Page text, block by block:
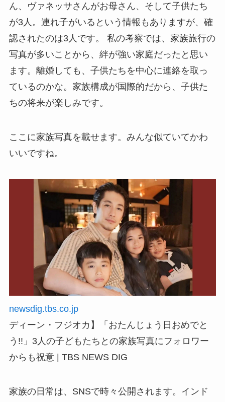
ん、ヴァネッサさんがお母さん、そして子供たち
が3人。連れ子がいるという情報もありますが、確
認されたのは3人です。 私の考察では、家族旅行の
写真が多いことから、絆が強い家庭だったと思い
ます。離婚しても、子供たちを中心に連絡を取っ
ているのかな。家族構成が国際的だから、子供た
ちの将来が楽しみです。
ここに家族写真を載せます。みんな似ていてかわ
いいですね。
newsdig.tbs.co.jp
ディーン・フジオカ】「おたんじょう日おめでと
う!!」3人の子どもたちとの家族写真にフォロワー
からも祝意 | TBS NEWS DIG
家族の日常は、SNSで時々公開されます。インド